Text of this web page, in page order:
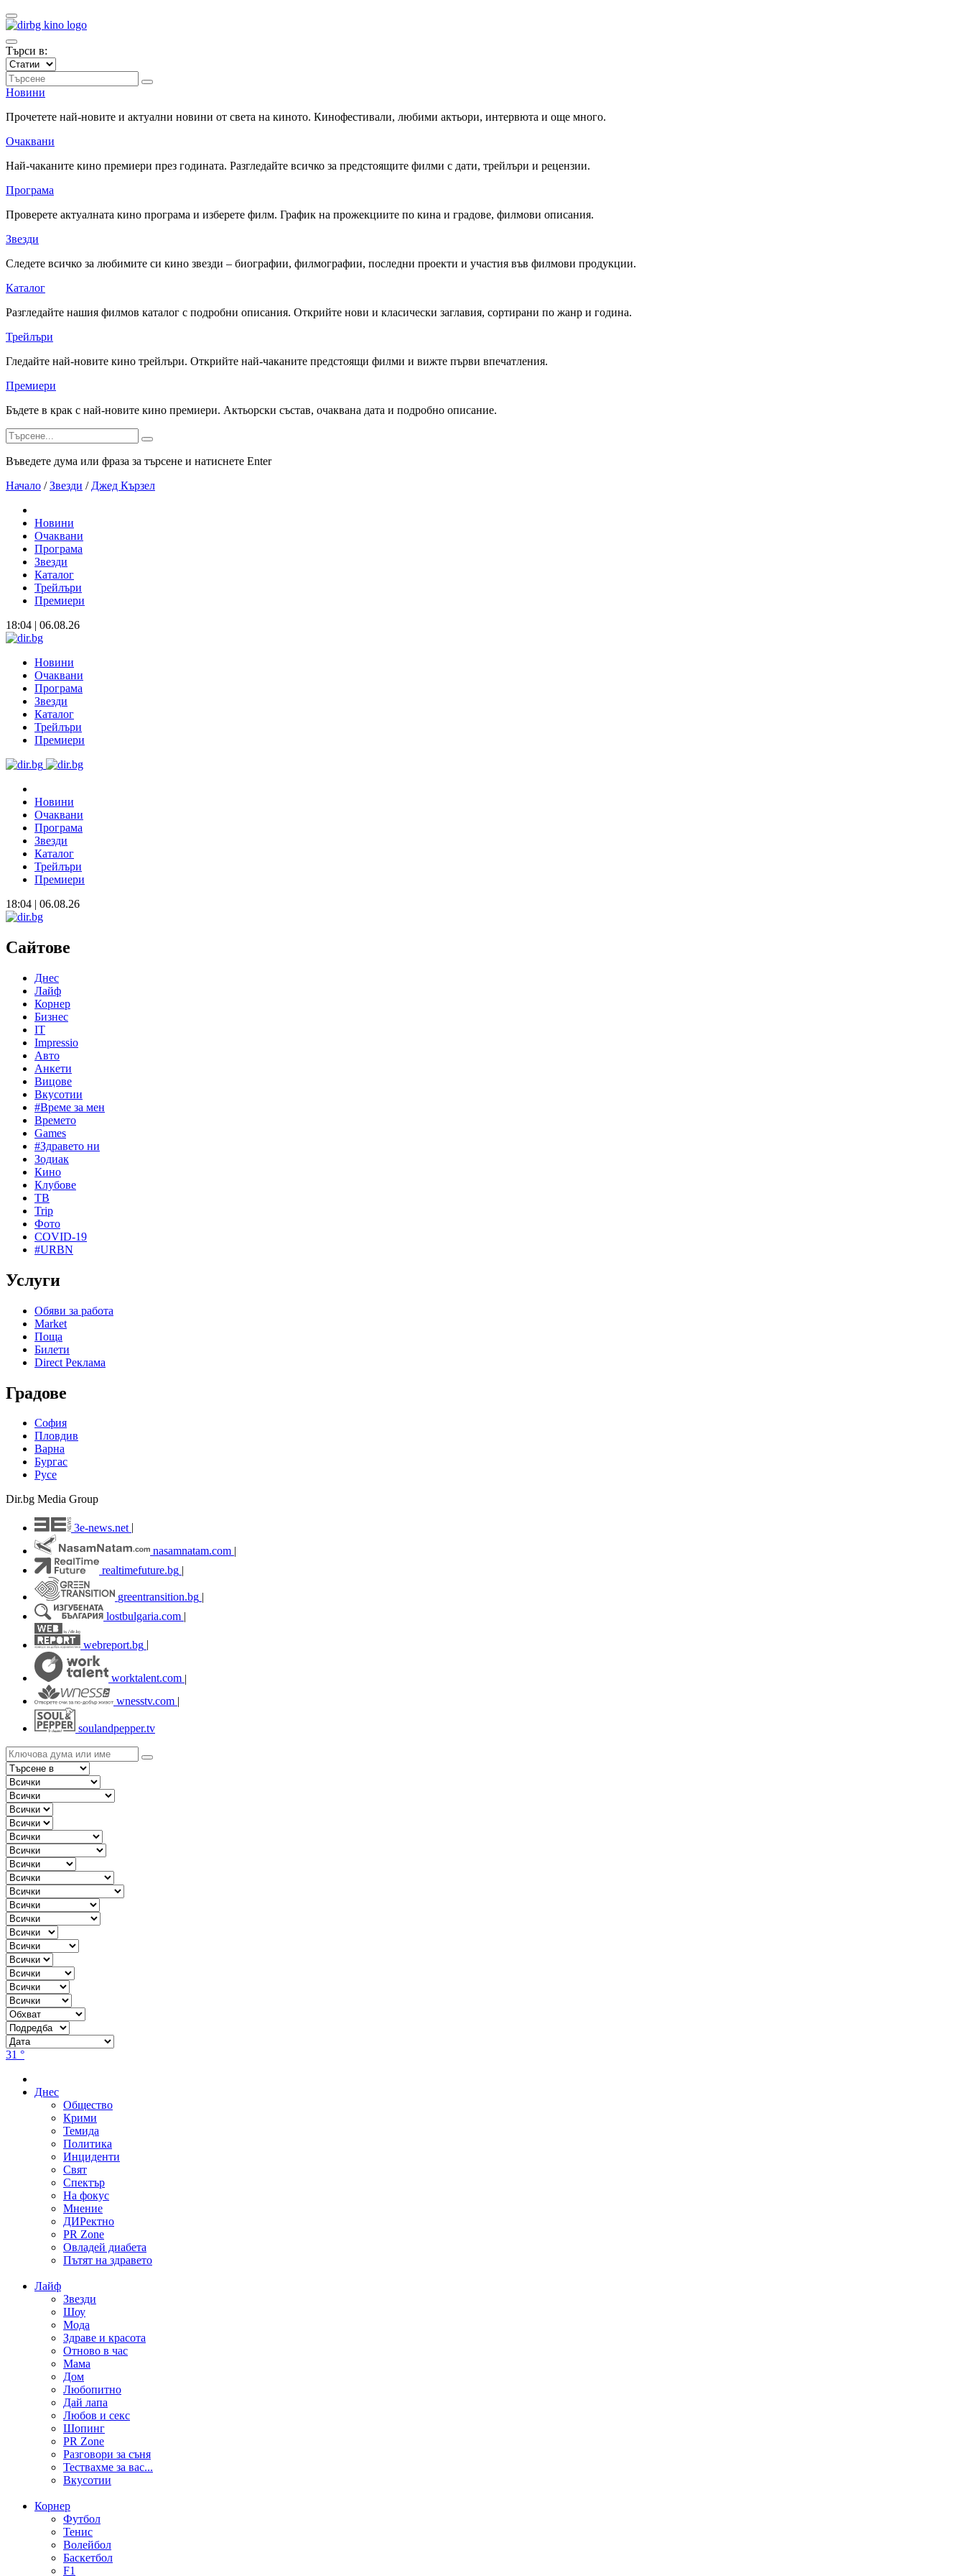
Търси в:
Новини
Прочетете най-новите и актуални новини от света на киното. Кинофестивали, любими актьори, интервюта и още много.
Очаквани
Най-чаканите кино премиери през годината. Разгледайте всичко за предстоящите филми с дати, трейлъри и рецензии.
Програма
Проверете актуалната кино програма и изберете филм. График на прожекциите по кина и градове, филмови описания.
Звезди
Следете всичко за любимите си кино звезди – биографии, филмографии, последни проекти и участия във филмови продукции.
Каталог
Разгледайте нашия филмов каталог с подробни описания. Открийте нови и класически заглавия, сортирани по жанр и година.
Трейлъри
Гледайте най-новите кино трейлъри. Открийте най-чаканите предстоящи филми и вижте първи впечатления.
Премиери
Бъдете в крак с най-новите кино премиери. Актьорски състав, очаквана дата и подробно описание.
Въведете дума или фраза за търсене и натиснете Enter
Начало / Звезди / Джед Кързел
Новини
Очаквани
Програма
Звезди
Каталог
Трейлъри
Премиери
18:04 | 06.08.26
Новини
Очаквани
Програма
Звезди
Каталог
Трейлъри
Премиери
Новини
Очаквани
Програма
Звезди
Каталог
Трейлъри
Премиери
18:04 | 06.08.26
Сайтове
Днес
Лайф
Корнер
Бизнес
IT
Impressio
Авто
Анкети
Вицове
Вкусотии
#Време за мен
Времето
Games
#Здравето ни
Зодиак
Кино
Клубове
ТВ
Trip
Фото
COVID-19
#URBN
Услуги
Обяви за работа
Market
Поща
Билети
Direct Реклама
Градове
София
Пловдив
Варна
Бургас
Русе
Dir.bg Media Group
3e-news.net
nasamnatam.com |
realtimefuture.bg |
greentransition.bg |
lostbulgaria.com |
webreport.bg
worktalent.com |
wnesstv.com |
soulandpepper.tv
31 °
Днес
Общество
Крими
Темида
Политика
Инциденти
Свят
Спектър
На фокус
Мнение
ДИРектно
PR Zone
Овладей диабета
Пътят на здравето
Лайф
Звезди
Шоу
Мода
Здраве и красота
Отново в час
Мама
Дом
Любопитно
Дай лапа
Любов и секс
Шопинг
PR Zone
Разговори за съня
Тествахме за вас...
Вкусотии
Корнер
Футбол
Тенис
Волейбол
Баскетбол
F1